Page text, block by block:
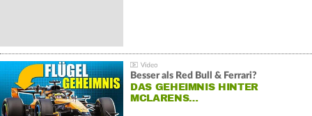
Besser als Red Bull & Ferrari?
DAS GEHEIMNIS HINTER
MCLARENS…